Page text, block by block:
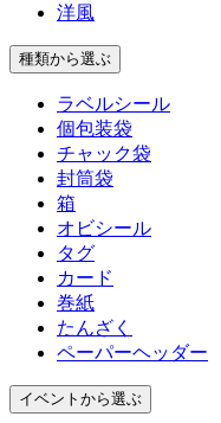
洋風
種類から選ぶ
ラベルシール
個包装袋
チャック袋
封筒袋
箱
オビシール
タグ
カード
巻紙
たんざく
ペーパーヘッダー
イベント から選ぶ